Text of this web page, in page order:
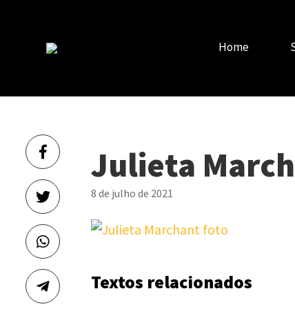
Home
Julieta
8 de julho de 2021
Textos relacionados